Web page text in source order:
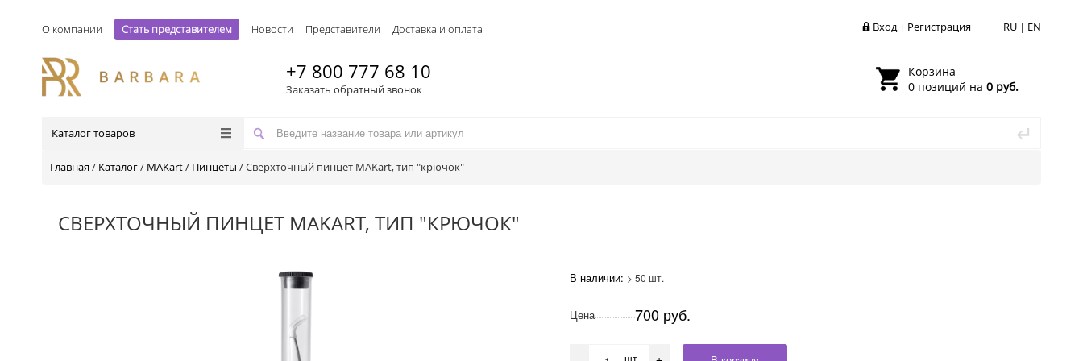
RU | EN
Вход| Регистрация
О компании Стать представителем Новости Представители Доставка и оплата
+7 800 777 68 10
Заказать обратный звонок
Корзина
0 позиций на 0 руб.
Каталог товаров
Главная / Каталог/ MAKart/ Пинцеты /Сверхточный пинцет MAKart, тип "крючок"
СВЕРХТОЧНЫЙ ПИНЦЕТ MAKART, ТИП "КРЮЧОК"
В наличии: > 50 шт.
Цена 700 руб.